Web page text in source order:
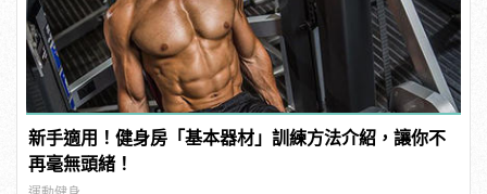
新手適用！健身房「基本器材」訓練方法介紹，讓你不
再毫無頭緒！